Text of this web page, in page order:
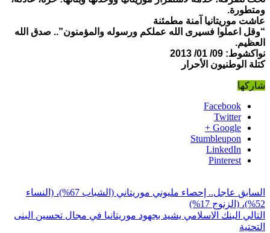
ومتطورة.
عاشت موريتانيا آمنة مطمئنة
“وقل اعملوا فسيرى الله عملكم ورسوله والمؤمنون”.. صدق الله
العظيم.
نواكشوط: 09/ 01/ 2013
كتلة الوطنيون الأحرار
شاركها
Facebook
Twitter
Google +
Stumbleupon
LinkedIn
Pinterest
السابق
عاجل.. إحصاء مليوني موريتاني (الشباب 67%)، (النساء
52%)، (الزنوج 17%)
التالي البنك الاسلامي يشيد بجهود موريتانيا في مجال تحسين البنى
التحتية